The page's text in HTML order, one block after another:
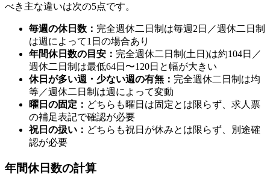
べき主な違いは次の5点です。
毎週の休日数： 完全週休二日制は毎週2日／週休二日制
は週によって1日の場合あり
年間休日数の目安： 完全週休二日制(土日)は約104日／
週休二日制は最低64日〜120日と幅が大きい
休日が多い週・少ない週の有無： 完全週休二日制は均
等／週休二日制は週によって変動
曜日の固定： どちらも曜日は固定とは限らず、求人票
の補足表記で確認が必要
祝日の扱い： どちらも祝日が休みとは限らず、別途確
認が必要
年間休日数の計算